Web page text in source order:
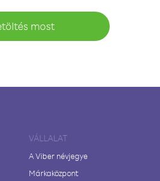
most
VÁLLALAT
A Viber névjegye
Márkaközpont